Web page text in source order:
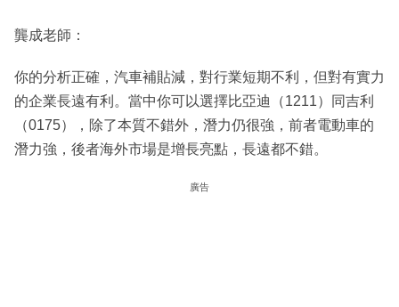
龔成老師：
你的分析正確，汽車補貼減，對行業短期不利，但對有實力
的企業長遠有利。當中你可以選擇比亞迪（1211）同吉利
（0175），除了本質不錯外，潛力仍很強，前者電動車的
潛力強，後者海外市場是增長亮點，長遠都不錯。
廣告